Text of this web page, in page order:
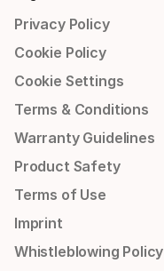
Privacy Policy
Cookie Policy
Cookie Settings
Terms & Conditions
Warranty Guidelines
Product Safety
Terms of Use
Imprint
Whistleblowing Policy